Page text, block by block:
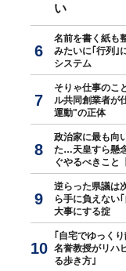
い
名前を書く紙も
みたいに｢行列｣
システム
そりゃ仕事のこ
ル共同創業者が
運動"の正体
政治家に最も向
た…天皇すら懸
ぐやるべきこと
逆らった県議は
ら手に負えない
大事にする掟
｢自宅でゆっく
名誉教授がリハ
る歩き方｣